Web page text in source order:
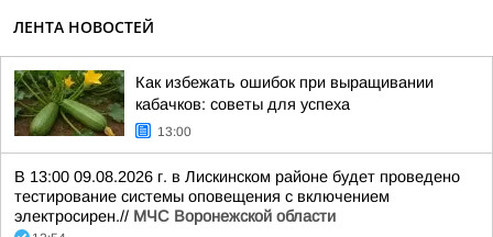
ЛЕНТА НОВОСТЕЙ
Как избежать ошибок при выращивании
кабачков: советы для успеха
13:00
В 13:00 09.08.2026 г. в Лискинском районе будет проведено
тестирование системы оповещения с включением
электросирен.// МЧС Воронежской области